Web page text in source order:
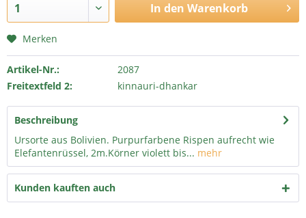
In den Warenkorb
Merken
Artikel-Nr.:
2087
Freitextfeld 2:
kinnauri-dhankar
Beschreibung
Ursorte aus Bolivien. Purpurfarbene Rispen aufrecht wie
Elefantenrüssel, 2m.Körner violett bis... mehr
Kunden kauften auch